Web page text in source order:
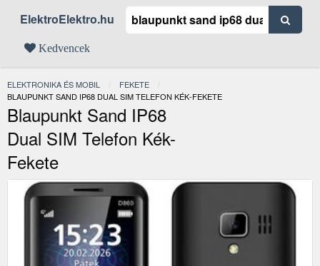
ElektroElektro.hu
Kedvencek
ELEKTRONIKA ÉS MOBIL
FEKETE
JELENLEGI:
BLAUPUNKT SAND IP68 DUAL SIM TELEFON KÉK-FEKETE
Blaupunkt Sand IP68
Dual SIM Telefon Kék-
Fekete